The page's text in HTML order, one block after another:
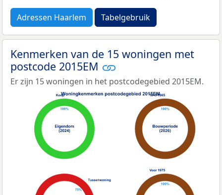
Adressen Haarlem Tabelgebruik
Kenmerken van de 15 woningen met
postcode 2015EM
Er zijn 15 woningen in het postcodegebied 2015EM.